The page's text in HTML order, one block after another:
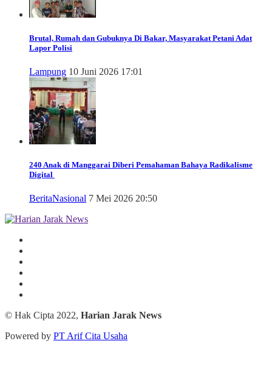
Brutal, Rumah dan Gubuknya Di Bakar, Masyarakat Petani Adat
Lapor Polisi
Lampung 10 Juni 2026 17:01
240 Anak di Manggarai Diberi Pemahaman Bahaya Radikalisme
Digital
BeritaNasional 7 Mei 2026 20:50
© Hak Cipta 2022, Harian Jarak News
Powered by PT Arif Cita Usaha